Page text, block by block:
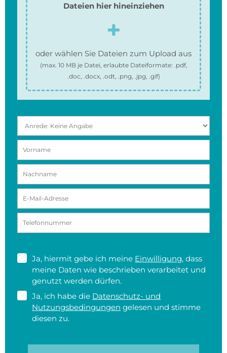
Dateien hier hineinziehen
oder wählen Sie Dateien zum Upload aus
(max. 10 MBje Datei, erlaubte Dateiformate: .pdf,
.doc, .docx, .odt, .png, .jpg, .gif)
Ja, hiermit gebe ich meine Einwilligung, dass
meine Daten wie beschrieben verarbeitet und
genutzt werden dürfen.
Ja, ich habe die Datenschutz- und
Nutzungsbedingungen gelesen und stimme
diesen zu.